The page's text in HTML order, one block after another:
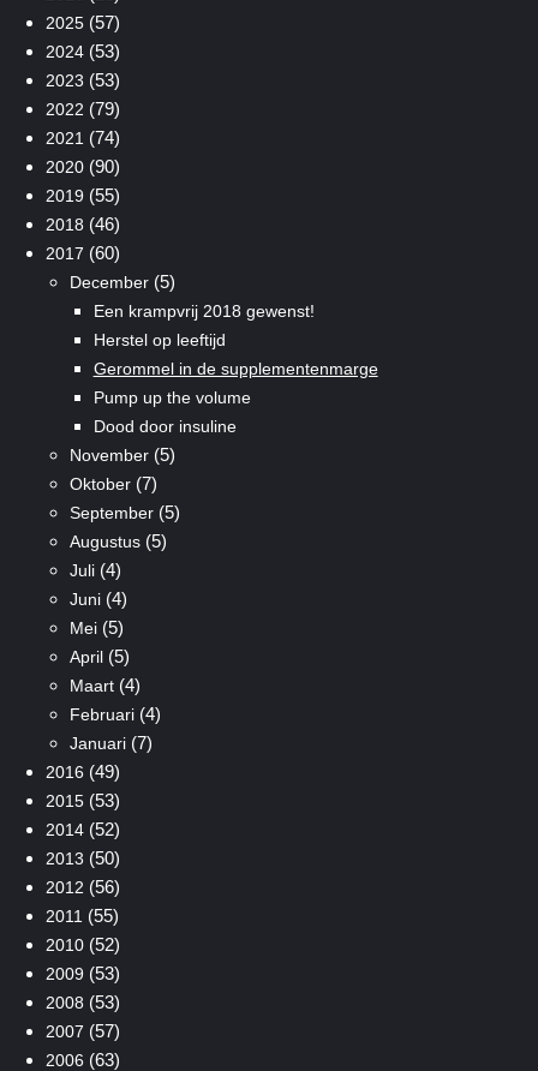
2025(57)
2024(53)
2023 (53)
2022 (79)
2021 (74)
2020(90)
2019 (55)
2018 (46)
2017 (60)
December(5)
Een krampvrij 2018 gewenst!
Herstel op leeftijd
Gerommel in de supplementenmarge
Pump up the volume
Dood door insuline
November(5)
Oktober(7)
September(5)
Augustus(5)
Juli(4)
Juni(4)
Mei(5)
April(5)
Maart(4)
Februari(4)
Januari(7)
2016 (49)
2015(53)
2014(52)
2013 (50)
2012 (56)
2011 (55)
2010(52)
2009 (53)
2008 (53)
2007 (57)
2006 (63)